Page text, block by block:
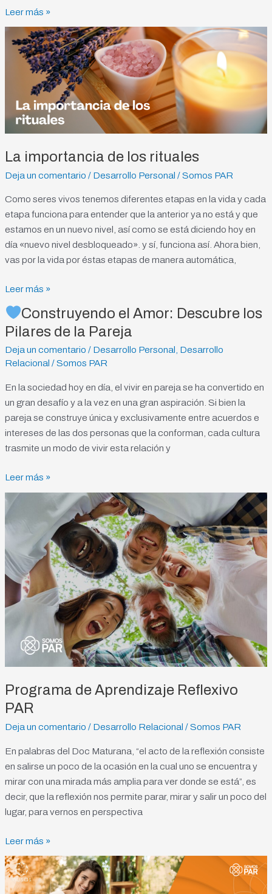
Leer más »
La importancia de los rituales
Deja un comentario / Desarrollo Personal /Somos PAR
Como seres vivos tenemos diferentes etapas en la vida y cada
etapa funciona para entender que la anterior ya no está y que
estamos en un nuevo nivel, así como se está diciendo hoy en
día «nuevo nivel desbloqueado». y sí, funciona así. Ahora bien,
vas por la vida por éstas etapas de manera automática,
La
importancia
rituales
Leer más »
Construyendo el Amor: Descubre los
Pilares de la Pareja
Deja un comentario / Desarrollo Personal, Desarrollo
Relacional /Somos PAR
En la sociedad hoy en día, el vivir en pareja se ha convertido en
un gran desafío y a la vez en una gran aspiración. Si bien la
pareja se construye única y exclusivamente entre acuerdos e
intereses de las dos personas que la conforman, cada cultura
trasmite un modo de vivir esta relación y
Construyendo
Amor:
los
Pilares
de
la
Pareja
Leer más »
Programa de Aprendizaje Reflexivo
PAR
Deja un comentario / Desarrollo Relacional /Somos PAR
En palabras del Doc Maturana, “el acto de la reflexión consiste
en salirse un poco de la ocasión en la cual uno se encuentra y
mirar con una mirada más amplia para ver donde se está”, es
decir, que la reflexión nos permite parar, mirar y salir un poco del
lugar, para vernos en perspectiva
Programa
de
Aprendizaje
Reflexivo
PAR
Leer más »
Nuevo
Episodio